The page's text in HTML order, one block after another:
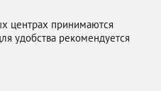
центрах принимаются
удобства рекомендуется